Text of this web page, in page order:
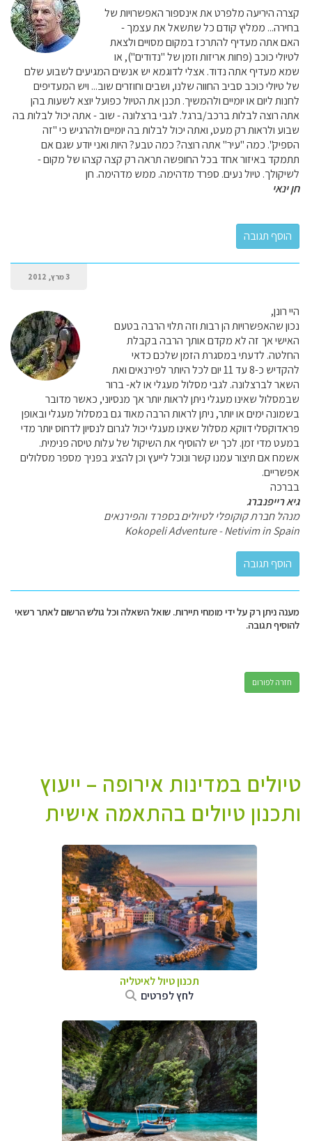
קצרה היריעה מלפרט את אינספור האפשרויות של
בחירה... ממליץ קודם כל שתשאל את עצמך -
האם אתה מעדיף להתרכז במקום מסויים ולצאת
לטיולי כוכב (פחות אריזות וזמן של "נדודים"), או
שמא מעדיף אתה נדוד. אצלי לדוגמא יש אנשים המגיעים לשבוע שלם
של טיולי כוכב סביב החווה שלנו, ושבים וחוזרים שוב... ויש המעדיפים
לחנות ליום או יומיים ולהמשיך. תכנן את הטיול כפועל יוצא לשעות בהן
אתה רוצה לבלות ברכב/ברגל. לגבי ברצלונה - שוב - אתה יכול לבלות בה
שבוע ולראות רק מעט, ואתה יכול לבלות בה יומיים ולהרגיש כי "זה
הספיק". כמה "עיר" אתה רוצה? כמה טבע? היות ואני יודע שגם אם
תתמקד באיזור אחד בכל החופשה תראה רק קצה קצהו של מקום -
לשיקולך. טיול נעים. ספרד מדהימה. ממש מדהימה. חן
חן ינאי
3 מרץ, 2012
היי רונן,
נכון שהאפשרויות הן רבות וזה תלוי הרבה בטעם
האישי אך זה לא מקדם אותך הרבה בקבלת
החלטה. לדעתי במסגרת הזמן שלכם כדאי
להקדיש כ-8 עד 11 יום לכל היותר לפירנאים ואת
השאר לברצלונה. לגבי מסלול מעגלי או לא- ברור
שבמסלול שאינו מעגלי ניתן לראות יותר אך מנסיוני, כאשר מדובר
בשמונה ימים או יותר, ניתן לראות הרבה מאוד גם במסלול מעגלי ובאופן
פראדוקסלי דווקא מסלול שאינו מעגלי יכול לגרום לנסיון לדחוס יותר מדי
במעט מדי זמן. לכך יש להוסיף את השיקול של עלות טיסה פנימית.
אשמח אם תיצור עמנו קשר ונוכל לייעץ וכן להציג בפניך מספר מסלולים
אפשריים.
בברכה
גיא רייפנברג
מנהל חברת קוקופלי לטיולים בספרד והפירנאים
Kokopeli Adventure - Netivim in Spain
מענה ניתן רק על ידי מומחי תיירות. שואל השאלה וכל גולש הרשום לאתר רשאי
להוסיף תגובה.
חזרה לפורום
טיולים במדינות אירופה – ייעוץ
ותכנון טיולים בהתאמה אישית
תכנון טיול לאיטליה
לחץ לפרטים